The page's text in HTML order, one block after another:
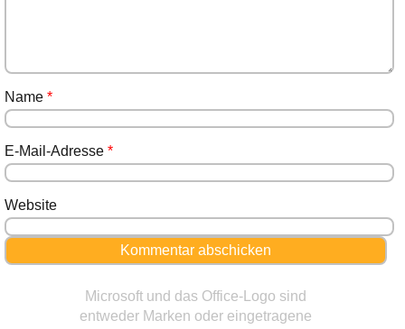
Name *
E-Mail-Adresse *
Website
Microsoft und das Office-Logo sind
entweder Marken oder eingetragene